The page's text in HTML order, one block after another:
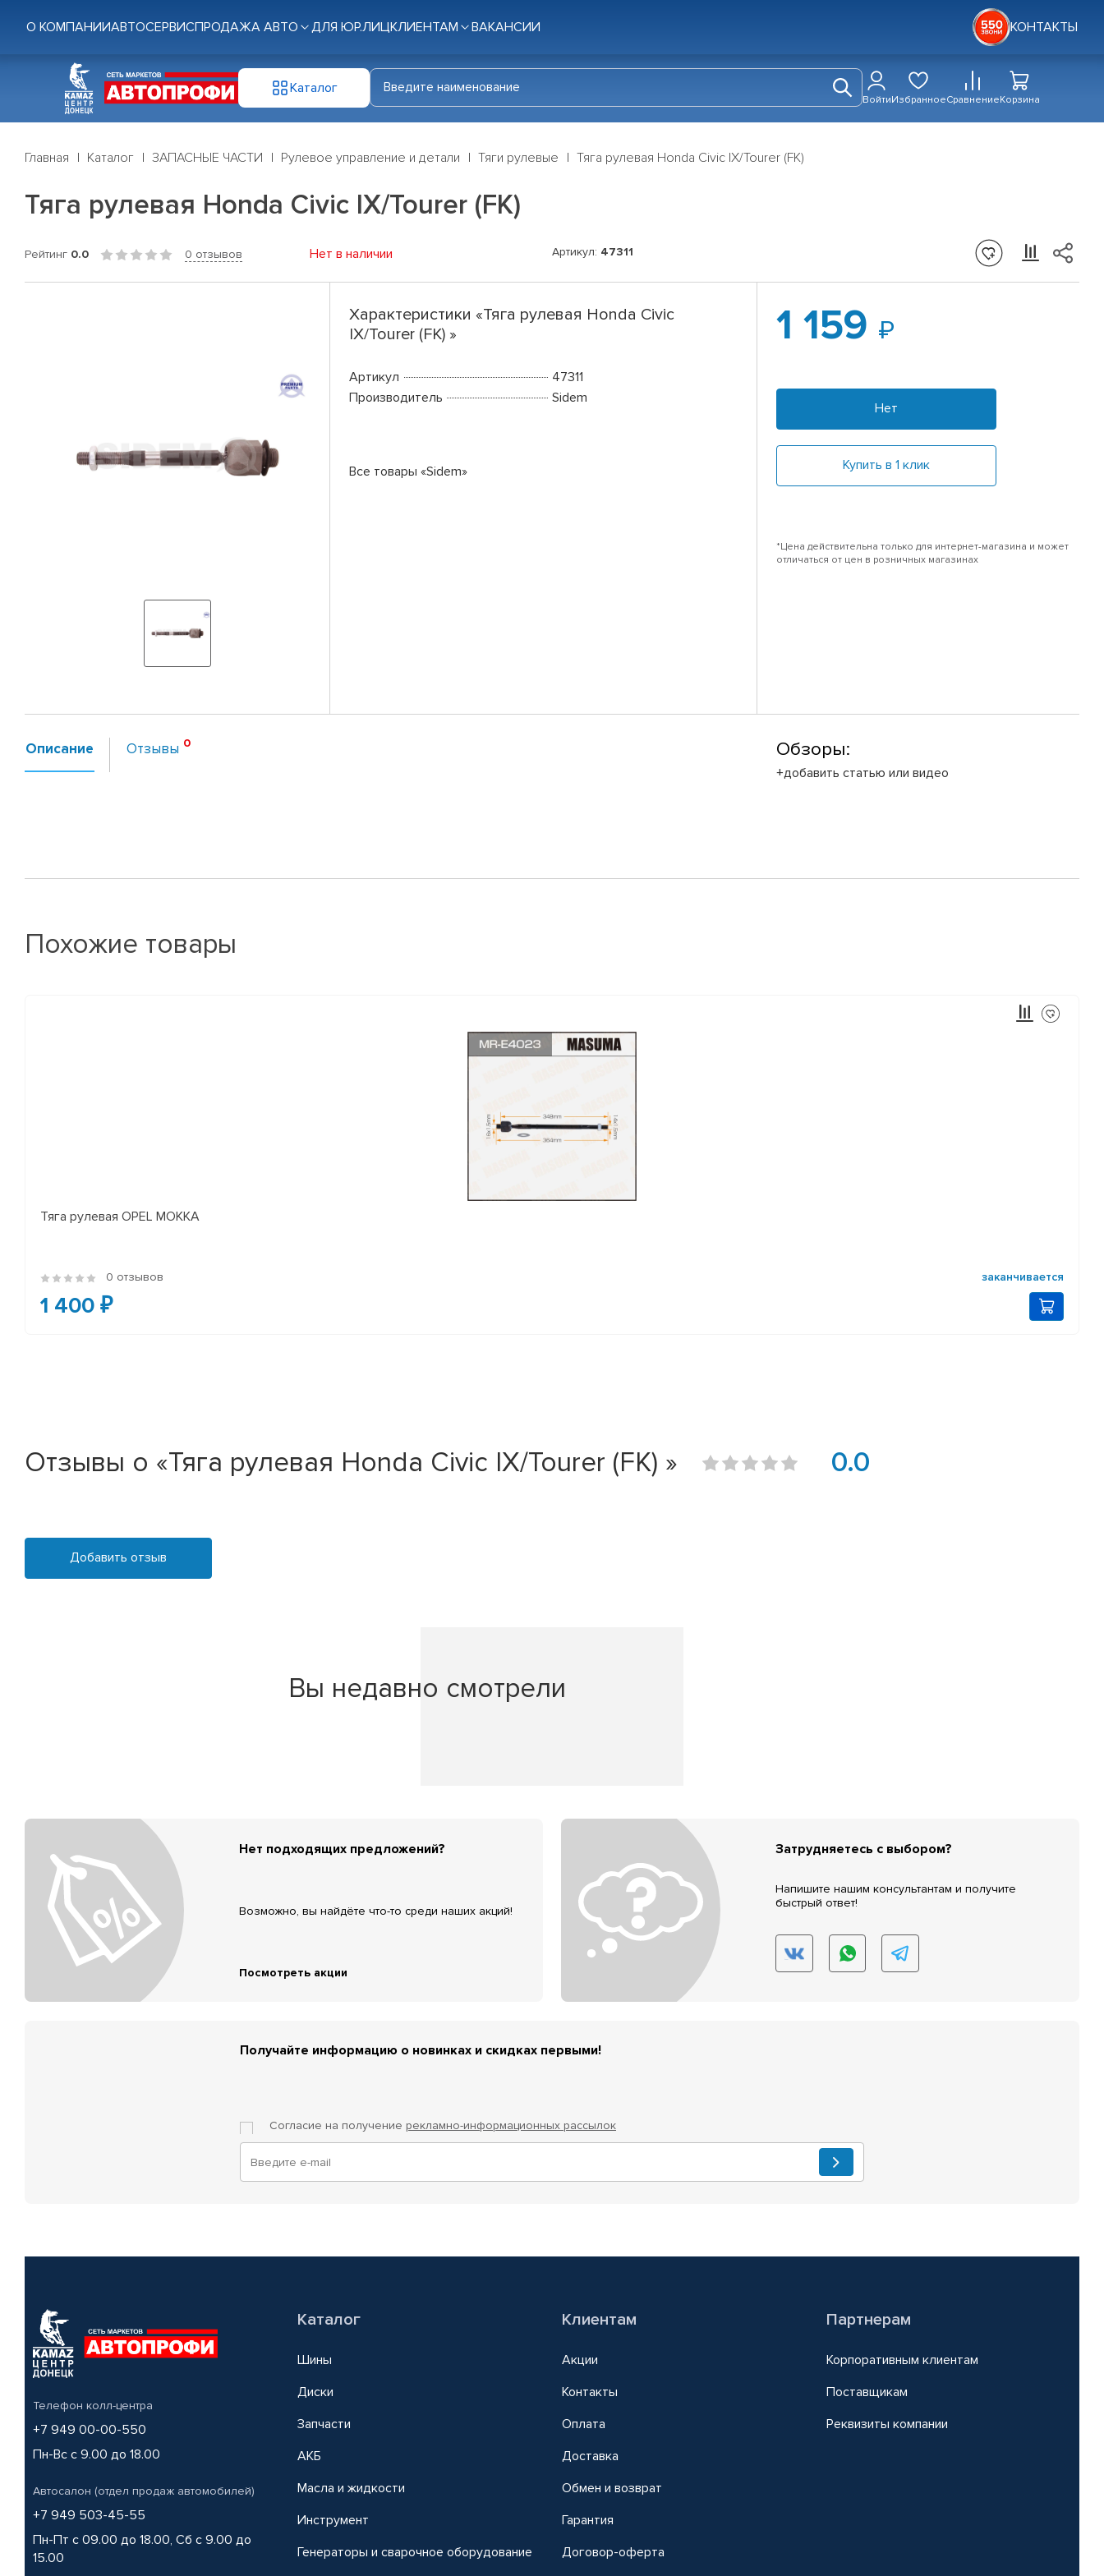
О КОМПАНИИАВТОСЕРВИСПРОДАЖА АВТО ДЛЯ ЮР.ЛИЦКЛИЕНТАМ ВАКАНСИИ КОНТАКТЫ
Каталог
ВойтиИзбранноеСравнениеКорзина
Главная Каталог ЗАПАСНЫЕ ЧАСТИ Рулевое управление и детали Тяги рулевые Тяга рулевая Honda Civic IX/Tourer (FK)
Тяга рулевая Honda Civic IX/Tourer (FK)
Рейтинг 0.0 0 отзывов Нет в наличии Артикул: 47311
Характеристики «Тяга рулевая Honda Civic
IX/Tourer (FK) »
Артикул
47311
Производитель
Sidem
Все товары «Sidem»
1 159
Нет
Купить в 1 клик
*Цена действительна только для интернет-магазина и может
отличаться от цен в розничных магазинах
Описание Отзывы Обзоры:
+добавить статью или видео
Похожие товары
Тяга рулевая OPEL MOKKA
0 отзывов заканчивается
1 400 ₽
Отзывы о «Тяга рулевая Honda Civic IX/Tourer (FK) » 0.0
Добавить отзыв
Вы недавно смотрели
Нет подходящих предложений?
Возможно, вы найдёте что-то среди наших акций!
Посмотреть акции
Затрудняетесь с выбором?
Напишите нашим консультантам и получите
быстрый ответ!
Получайте информацию о новинках и скидках первыми!
Согласие на получение рекламно-информационных рассылок
Телефон колл-центра
+7 949 00-00-550
Пн-Вс с 9.00 до 18.00
Автосалон (отдел продаж автомобилей)
+7 949 503-45-55
Пн-Пт с 09.00 до 18.00, Сб с 9.00 до
15.00
Каталог
Шины
Диски
Запчасти
АКБ
Масла и жидкости
Инструмент
Генераторы и сварочное оборудование
Клиентам
Акции
Контакты
Оплата
Доставка
Обмен и возврат
Гарантия
Договор-оферта
Партнерам
Корпоративным клиентам
Поставщикам
Реквизиты компании